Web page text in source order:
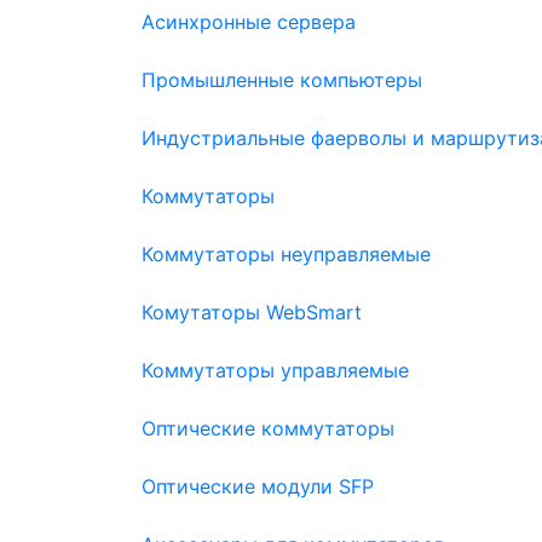
Асинхронные сервера
Промышленные компьютеры
Индустриальные фаерволы и
Коммутаторы
Коммутаторы неуправляемые
Комутаторы WebSmart
Коммутаторы управляемые
Оптические коммутаторы
Оптические модули SFP